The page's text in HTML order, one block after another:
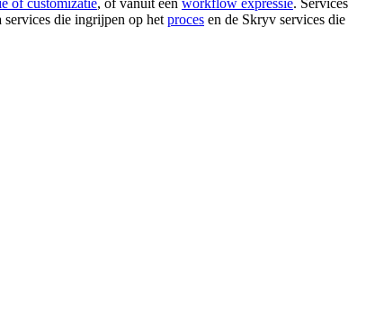
services die ingrijpen op het proces en de Skryv services die